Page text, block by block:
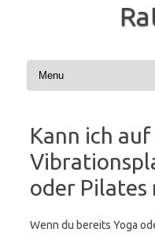
Kann ich
oder Pilates
Wenn du bereits Yoga